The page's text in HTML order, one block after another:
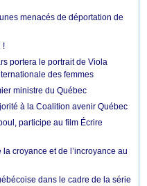
menacés de déportation de
!
portera le portrait de Viola
des femmes
ministre du Québec
à la Coalition avenir Québec
participe au film Écrire
croyance et de l’incroyance au
dans le cadre de la série